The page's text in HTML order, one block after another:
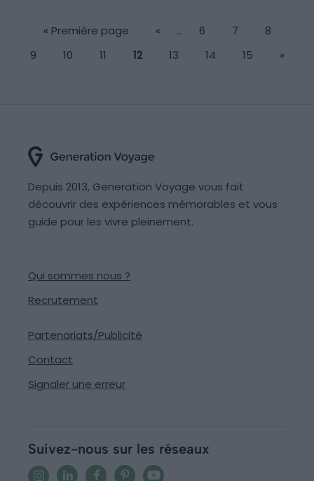
« Première page « … 6 7
8
9
10 11 12 13 14 15 »
Depuis 2013, Generation Voyage vous fait
découvrir des expériences mémorables et vous
guide pour les vivre pleinement.
Qui sommes nous ?
Recrutement
Partenariats/Publicité
Contact
Signaler une erreur
Suivez-nous sur les réseaux